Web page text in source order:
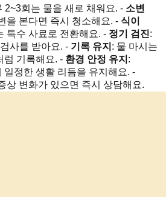
2~3회는 물을 새로 채워요. - 소변
을 본다면 즉시 청소해요. - 식이
특수 사료로 전환해요. - 정기 검진:
사를 받아요. - 기록 유지 : 물 마시는
럼 기록해요. - 환경 안정 유지 :
일정한 생활 리듬을 유지해요. -
상 변화가 있으면 즉시 상담해요.